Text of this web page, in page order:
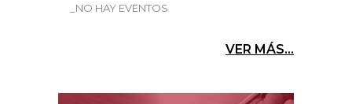
_NO HAY EVENTOS
VER MÁS...